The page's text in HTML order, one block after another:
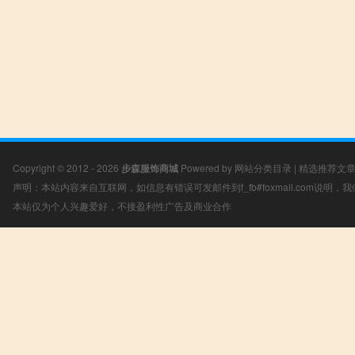
Copyright © 2012 - 2026 步森服饰商城 Powered by 网站分类目录 | 精选推荐文章
声明：本站内容来自互联网，如信息有错误可发邮件到f_fb#foxmail.com说明，
本站仅为个人兴趣爱好，不接盈利性广告及商业合作